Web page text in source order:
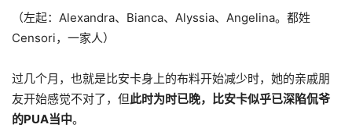
（左起：Alexandra、Bianca、Alyssia、Angelina。都姓
Censori，一家人）
过几个月，也就是比安卡身上的布料开始减少时，她的亲戚朋
友开始感觉不对了，但此时为时已晚，比安卡似乎已深陷侃爷
的PUA当中。